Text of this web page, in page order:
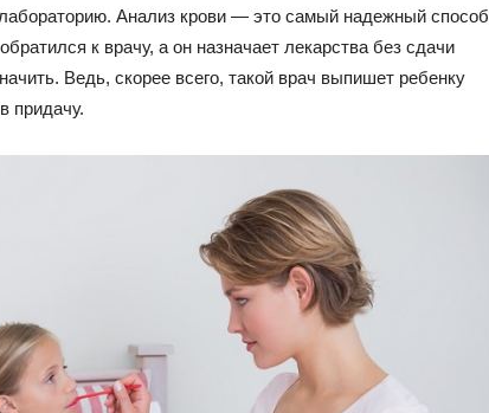
Анализ крови — это самый надежный способ
к врачу, а он назначает лекарства без сдачи
Ведь, скорее всего, такой врач выпишет ребенку
придачу.